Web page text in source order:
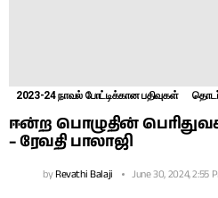
2023-24 நாவல் போட்டிக்கான பதிவுகள்
ஈன்ற பொழுதின்
– ரேவதி பாலாஜி
byRevathi Balaji June 30, 2024, 2:55